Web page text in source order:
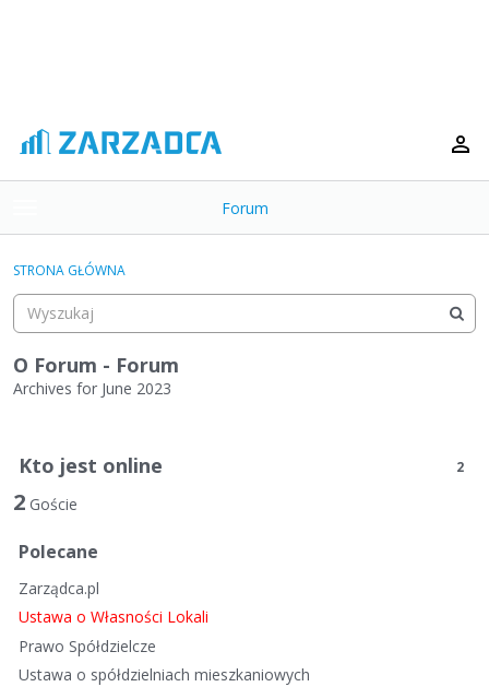
o
g
e
m
e
n
Forum
Kategorie
Dyskusje
Aktywność
STRONA GŁÓWNA
O Forum - Forum
Archives for June 2023
s
t
d
s
k
u
s
Kto jest online 2
2 Goście
Polecane
Zarządca.pl
Ustawa o Własności Lokali
Prawo Spółdzielcze
Ustawa o spółdzielniach mieszkaniowych